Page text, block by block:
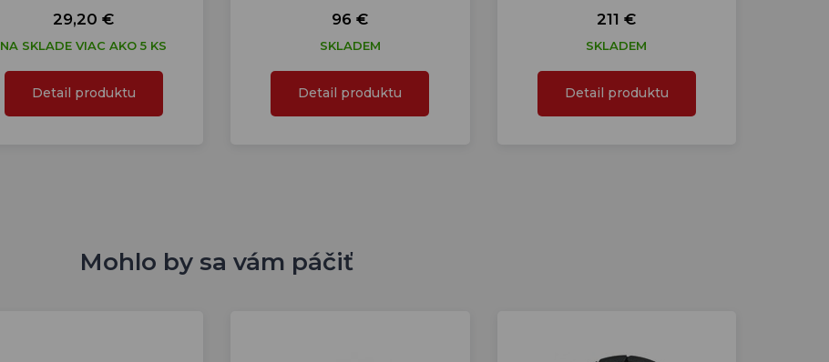
29,20 €
NA SKLADE VIAC AKO 5 KS
Detail produktu
96 €
SKLADEM
Detail produktu
211 €
SKLADEM
Detail produktu
Mohlo by sa vám páčiť